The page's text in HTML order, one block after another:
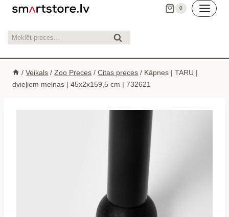
Skip
content
0
Meklēt: Meklēt
/ Veikals / Zoo Preces / Citas preces / Kāpnes | TARU |
dvieļiem melnas | 45x2x159,5 cm | 732621